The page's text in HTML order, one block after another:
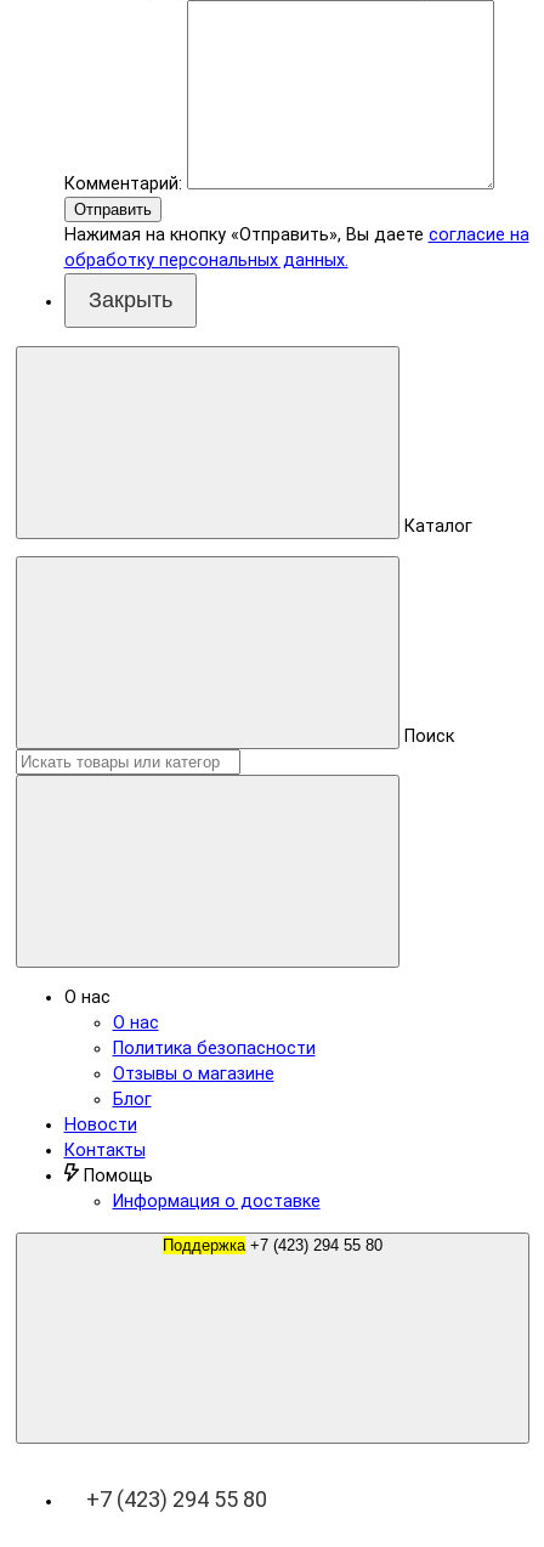
Комментарий:
Отправить
Нажимая на кнопку «Отправить», Вы даете согласие на
обработку персональных данных.
Закрыть
Каталог
Поиск
О нас
О нас
Политика безопасности
Отзывы о магазине
Блог
Новости
Контакты
Помощь
Информация о доставке
Поддержка +7 (423) 294 55 80
+7 (423) 294 55 80